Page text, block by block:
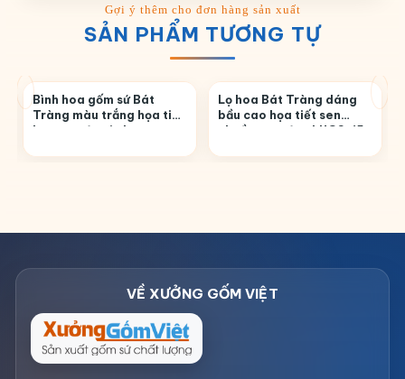
SẢN PHẨM TƯƠNG TỰ
Bình hoa gốm sứ Bát
Tràng màu trắng họa tiết
hoa sen đen in logo
Lọ hoa Bát Tràng dáng
bầu cao họa tiết sen
chuồn men đen LHGS-15